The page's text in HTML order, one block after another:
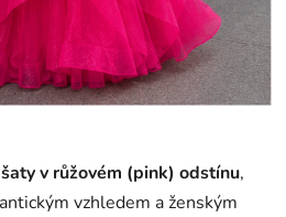
v růžovém (pink) odstínu,
vzhledem a ženským